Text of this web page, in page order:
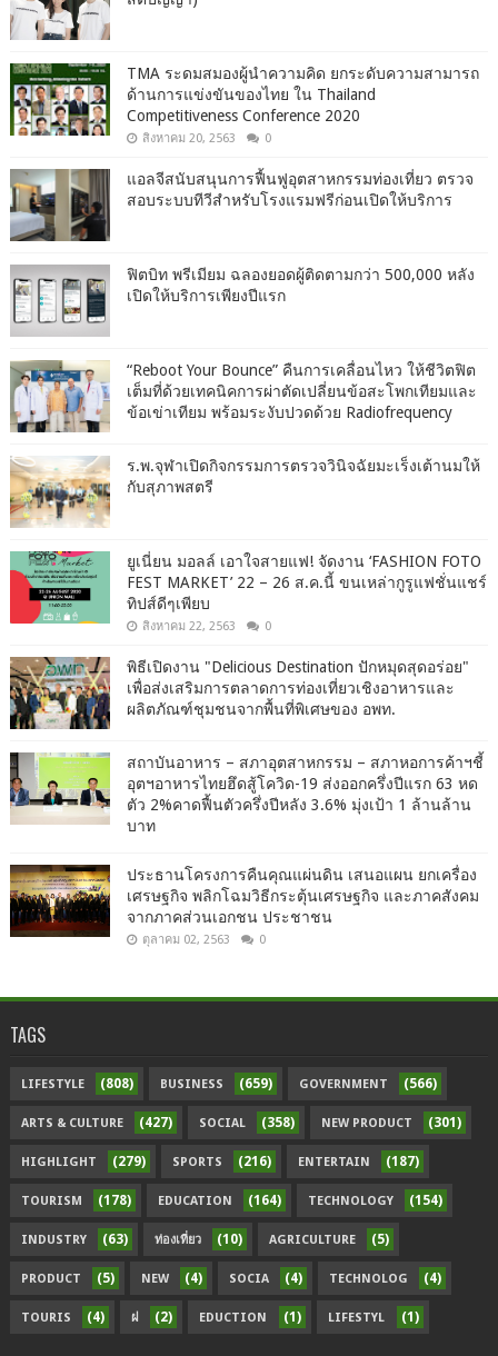
TMA ระดมสมองผู้นำความคิด ยกระดับความสามารถ
ด้านการแข่งขันของไทย ใน Thailand
Competitiveness Conference 2020
สิงหาคม 20, 2563 0
แอลจีสนับสนุนการฟื้นฟูอุตสาหกรรมท่องเที่ยว ตรวจ
สอบระบบทีวีสำหรับโรงแรมฟรีก่อนเปิดให้บริการ
ฟิตบิท พรีเมียม ฉลองยอดผู้ติดตามกว่า 500,000 หลัง
เปิดให้บริการเพียงปีแรก
“Reboot Your Bounce” คืนการเคลื่อนไหว ให้ชีวิตฟิต
เต็มที่ด้วยเทคนิคการผ่าตัดเปลี่ยนข้อสะโพกเทียมและ
ข้อเข่าเทียม พร้อมระงับปวดด้วย Radiofrequency
ร.พ.จุฬาเปิดกิจกรรมการตรวจวินิจฉัยมะเร็งเต้านมให้
กับสุภาพสตรี
ยูเนี่ยน มอลล์ เอาใจสายแฟ! จัดงาน ‘FASHION FOTO
FEST MARKET’ 22 – 26 ส.ค.นี้ ขนเหล่ากูรูแฟชั่นแชร์
ทิปส์ดีๆเพียบ
สิงหาคม 22, 2563 0
พิธีเปิดงาน "Delicious Destination ปักหมุดสุดอร่อย"
เพื่อส่งเสริมการตลาดการท่องเที่ยวเชิงอาหารและ
ผลิตภัณฑ์ชุมชนจากพื้นที่พิเศษของ อพท.
สถาบันอาหาร – สภาอุตสาหกรรม – สภาหอการค้าฯชี้
อุตฯอาหารไทยฮึดสู้โควิด-19 ส่งออกครึ่งปีแรก 63 หด
ตัว 2%คาดฟื้นตัวครึ่งปีหลัง 3.6% มุ่งเป้า 1 ล้านล้าน
บาท
ประธานโครงการคืนคุณแผ่นดิน เสนอแผน ยกเครื่อง
เศรษฐกิจ พลิกโฉมวิธีกระตุ้นเศรษฐกิจ และภาคสังคม
จากภาคส่วนเอกชน ประชาชน
ตุลาคม 02, 2563 0
TAGS
LIFESTYLE (808) BUSINESS (659) GOVERNMENT (566)
ARTS & CULTURE (427) SOCIAL (358) NEW PRODUCT (301)
HIGHLIGHT (279) SPORTS (216) ENTERTAIN (187)
TOURISM (178) EDUCATION (164) TECHNOLOGY (154)
INDUSTRY (63) ท่องเที่ยว (10) AGRICULTURE (5)
PRODUCT (5) NEW (4) SOCIA (4) TECHNOLOG (4)
TOURIS (4) ฝ (2) EDUCTION (1) LIFESTYL (1)